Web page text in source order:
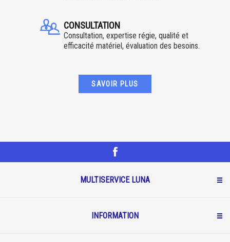
CONSULTATION
Consultation, expertise régie, qualité et
efficacité matériel, évaluation des besoins.
SAVOIR PLUS
MULTISERVICE LUNA
INFORMATION